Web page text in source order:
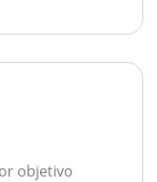
objetivo